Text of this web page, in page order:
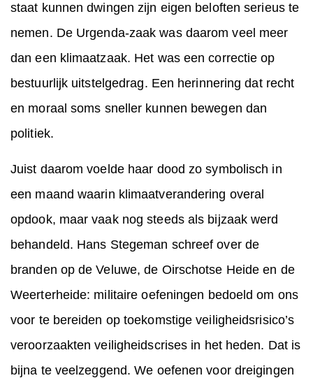
staat kunnen dwingen zijn eigen beloften serieus te
nemen. De Urgenda-zaak was daarom veel meer
dan een klimaatzaak. Het was een correctie op
bestuurlijk uitstelgedrag. Een herinnering dat recht
en moraal soms sneller kunnen bewegen dan
politiek.
Juist daarom voelde haar dood zo symbolisch in
een maand waarin klimaatverandering overal
opdook, maar vaak nog steeds als bijzaak werd
behandeld. Hans Stegeman schreef over de
branden op de Veluwe, de Oirschotse Heide en de
Weerterheide: militaire oefeningen bedoeld om ons
voor te bereiden op toekomstige veiligheidsrisico’s
veroorzaakten veiligheidscrises in het heden. Dat is
bijna te veelzeggend. We oefenen voor dreigingen